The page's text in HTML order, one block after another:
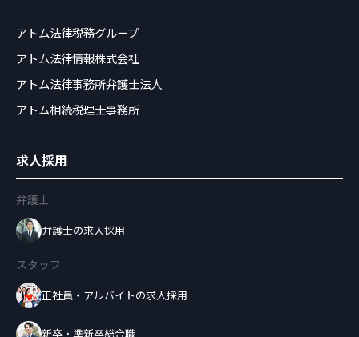
アトム法律税務グループ
アトム法律情報株式会社
アトム法律事務所弁護士法人
アトム相続税理士事務所
求人採用
弁護士
弁護士の求人採用
スタッフ
正社員・アルバイトの求人採用
新卒・準新卒総合職